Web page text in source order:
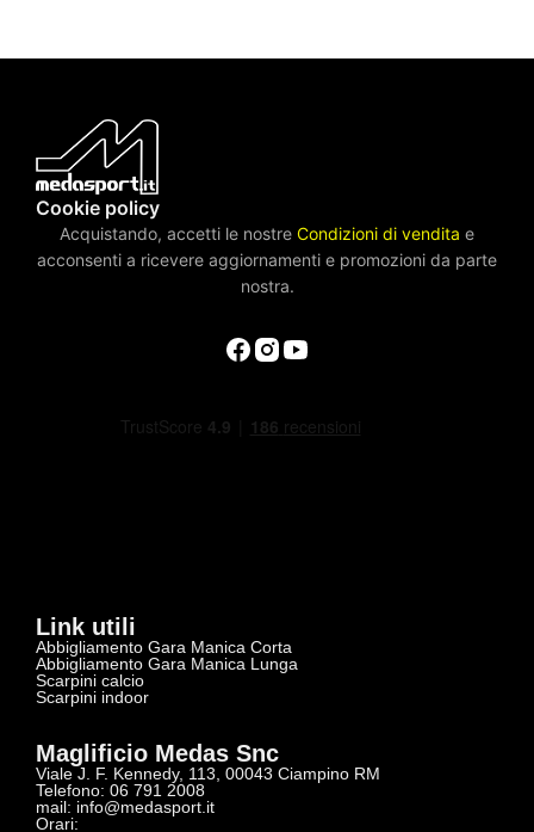
Cookie policy
Acquistando, accetti le nostre Condizioni di vendita e
acconsenti a ricevere aggiornamenti e promozioni da parte
nostra.
Link utili
Abbigliamento Gara Manica Corta
Abbigliamento Gara Manica Lunga
Scarpini calcio
Scarpini indoor
Maglificio Medas Snc
Viale J. F. Kennedy, 113, 00043 Ciampino RM
Telefono: 06 791 2008
mail: info@medasport.it
Orari: